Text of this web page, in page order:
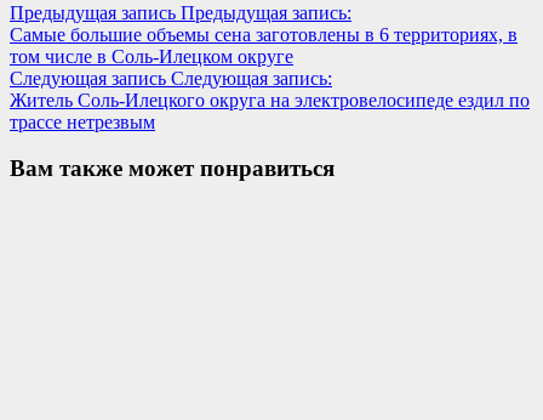
Предыдущая запись Предыдущая запись:
Самые большие объемы сена заготовлены в 6 территориях, в
том числе в Соль-Илецком округе
Следующая запись Следующая запись:
Житель Соль-Илецкого округа на электровелосипеде ездил по
трассе нетрезвым
Вам также может понравиться